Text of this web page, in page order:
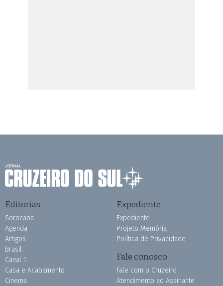
Editorias
Sorocaba
Agenda
Artigos
Brasil
Canal 1
Casa e Acabamento
Cinema
Expediente
Expediente
Projeto Memória
Política de Privacidade
Fale conosco
Fale com o Cruzeiro
Atendimento ao Assinante